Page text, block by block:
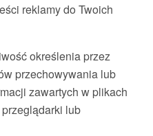
reklamy do Twoich
określenia przez
przechowywania lub
zawartych w plikach
lub